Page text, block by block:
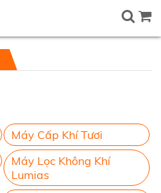
Máy Cấp Khí Tươi
Máy Lọc Không Khí
Lumias